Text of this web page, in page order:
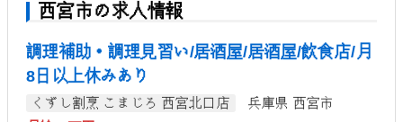
西宮市の求人情報
調理補助・調理見習い/居酒屋/居酒屋/飲食店/月
8日以上休みあり
くずし割烹 こまじろ 西宮北口店
兵庫県 西宮市